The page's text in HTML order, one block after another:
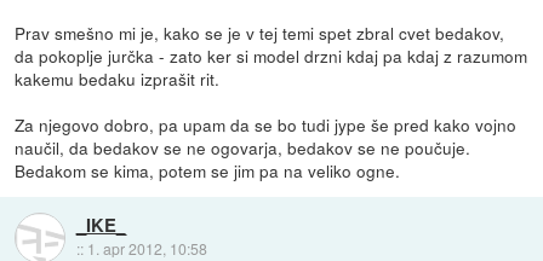
Prav smešno mi je, kako se je v tej temi spet zbral cvet bedakov,
da pokoplje jurčka - zato ker si model drzni kdaj pa kdaj z razumom
kakemu bedaku izprašit rit.
Za njegovo dobro, pa upam da se bo tudi jype še pred kako vojno
naučil, da bedakov se ne ogovarja, bedakov se ne poučuje.
Bedakom se kima, potem se jim pa na veliko ogne.
_IKE_
:: 1. apr 2012, 10:58